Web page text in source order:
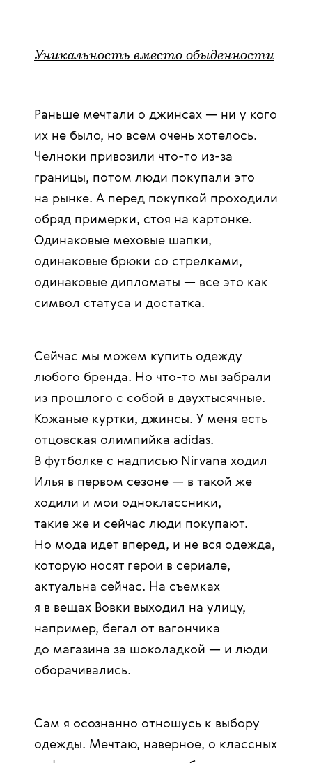
Уникальность вместо обыденности
Раньше мечтали о джинсах — ни у кого
их не было, но всем очень хотелось.
Челноки привозили что-то из-за
границы, потом люди покупали это
на рынке. А перед покупкой проходили
обряд примерки, стоя на картонке.
Одинаковые меховые шапки,
одинаковые брюки со стрелками,
одинаковые дипломаты — все это как
символ статуса и достатка.
Сейчас мы можем купить одежду
любого бренда. Но что-то мы забрали
из прошлого с собой в двухтысячные.
Кожаные куртки, джинсы. У меня есть
отцовская олимпийка adidas.
В футболке с надписью Nirvana ходил
Илья в первом сезоне — в такой же
ходили и мои одноклассники,
такие же и сейчас люди покупают.
Но мода идет вперед, и не вся одежда,
которую носят герои в сериале,
актуальна сейчас. На съемках
я в вещах Вовки выходил на улицу,
например, бегал от вагончика
до магазина за шоколадкой — и люди
оборачивались.
Сам я осознанно отношусь к выбору
одежды. Мечтаю, наверное, о классных